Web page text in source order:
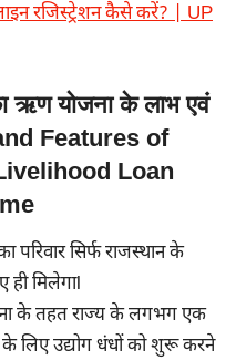
रजिस्ट्रेशन कैसे करें? | UP
ऋण योजना के लाभ एवं
Features of
Loan
सिर्फ राजस्थान के
ही मिलेगाl
के तहत राज्य के लगभग एक
के लिए उद्योग धंधों को शुरू करने